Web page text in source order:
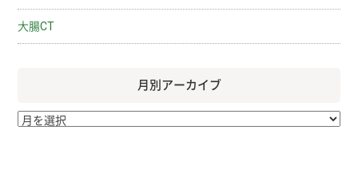
大腸CT
月別アーカイブ